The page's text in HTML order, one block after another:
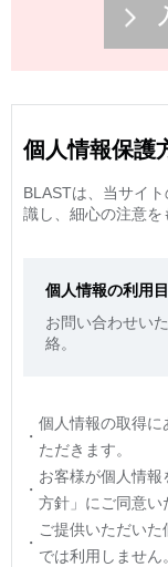
個人情報保護
BLASTは、当サイ
識し、細心の注意を
個人情報の利用
お問い合わせい
絡。
・
個人情報の取得に
ただきます。
・
お客様が個人情
方針」にご同意い
・
ご提供いただい
では利用しません。